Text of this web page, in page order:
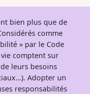
bien plus que de
comme
» par le Code
comptent sur
leurs besoins
Adopter un
responsabilités